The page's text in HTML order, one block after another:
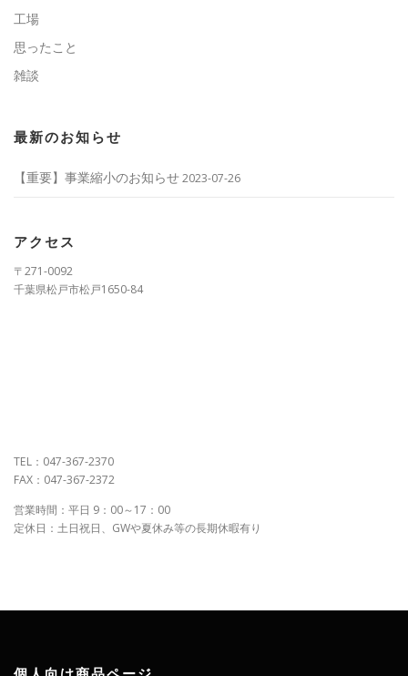
工場
思ったこと
雑談
最新のお知らせ
【重要】事業縮小のお知らせ2023-07-26
アクセス
〒271-0092
千葉県松戸市松戸1650-84
TEL：047-367-2370
FAX：047-367-2372
営業時間：平日 9：00～17：00
定休日：土日祝日、GWや夏休み等の長期休暇有り